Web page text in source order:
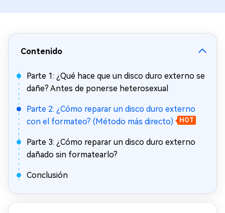
Contenido
Parte 1: ¿Qué hace que un disco duro externo se
dañe? Antes de ponerse heterosexual
Parte 2: ¿Cómo reparar un disco duro externo
con el formateo? (Método más directo)
HOT
Parte 3: ¿Cómo reparar un disco duro externo
dañado sin formatearlo?
Conclusión